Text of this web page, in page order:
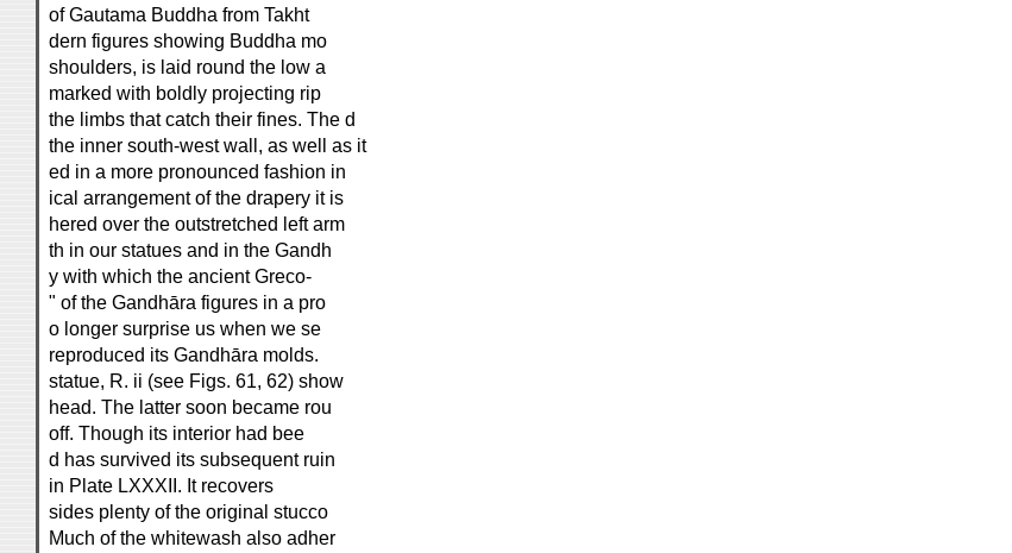
of Gautama Buddha from Takht
dern figures showing Buddha mo
shoulders, is laid round the low a
marked with boldly projecting rip
the limbs that catch their fines. The d
the inner south-west wall, as well as it
ed in a more pronounced fashion in
ical arrangement of the drapery it is
hered over the outstretched left arm
th in our statues and in the Gandh
y with which the ancient Greco-
" of the Gandhāra figures in a pro
o longer surprise us when we se
reproduced its Gandhāra molds.
statue, R. ii (see Figs. 61, 62) show
head. The latter soon became rou
off. Though its interior had bee
d has survived its subsequent ruin
in Plate LXXXII. It recovers
sides plenty of the original stucco
Much of the whitewash also adher